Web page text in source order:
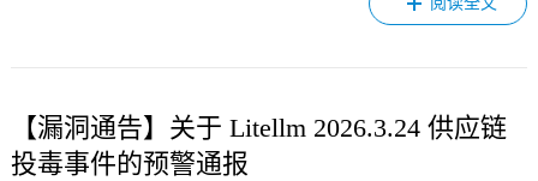
【漏洞通告】关于 Litellm 2026.3.24 供应链
投毒事件的预警通报